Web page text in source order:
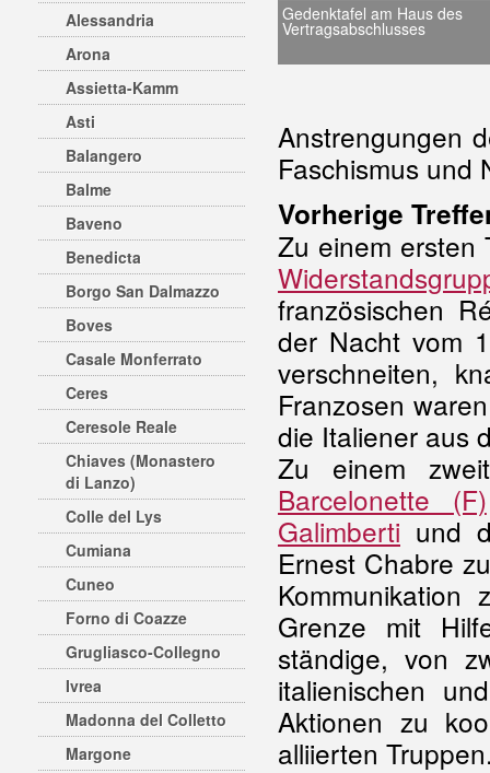
Alessandria
Arona
Assietta-Kamm
Asti
Balangero
Balme
Baveno
Benedicta
Borgo San Dalmazzo
Boves
Casale Monferrato
Ceres
Ceresole Reale
Chiaves (Monastero
di Lanzo)
Colle del Lys
Cumiana
Cuneo
Forno di Coazze
Grugliasco-Collegno
Ivrea
Madonna del Colletto
Margone
Gedenktafel am Haus des
Vertragsabschlusses
Anstrengungen
Faschismus und
Vorherige
Zu einem
französischen
der Nacht vom
verschneiten,
Franzosen
die Italiener aus
Zu einem
Barcelonette (F)
Galimberti und
Ernest Chabre
Grenze mit
ständige, von
italienischen
Aktionen zu
alliierten